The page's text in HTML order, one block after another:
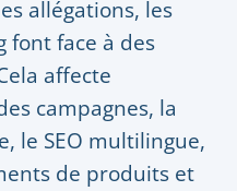
allégations, les
font face à des
affecte
campagnes, la
le SEO multilingue,
de produits et